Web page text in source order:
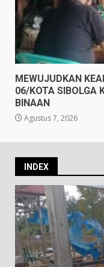
MEWUJUDKAN
06/KOTA SIBOLGA
BINAAN
Agustus 7, 2026
INDEX